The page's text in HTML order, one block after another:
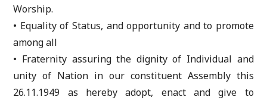
Worship.
• Equality of Status, and opportunity and to promote
among all
• Fraternity assuring the dignity of Individual and
unity of Nation in our constituent Assembly this
26.11.1949 as hereby adopt, enact and give to